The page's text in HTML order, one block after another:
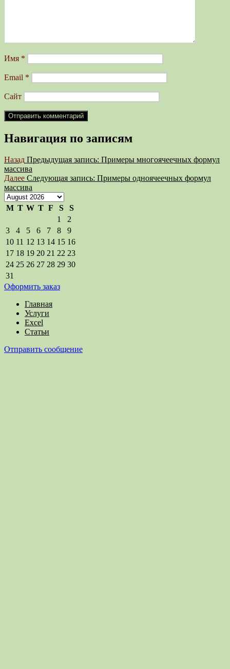
Имя *
Email *
Сайт
Навигация по записям
Назад Предыдущая запись: Примеры многоячеечных формул
массивa
Далее Следующая запись: Примеры одноячеечных формул
массива
M T W T F S
S
1
2
3
4 5 6 7 8
9
10 11 12 13 14 15 16
17 18 19 20 21 22 23
24 25 26 27 28 29 30
31
Оформить заказ
Главная
Услуги
Excel
Статьи
Отправить сообщение